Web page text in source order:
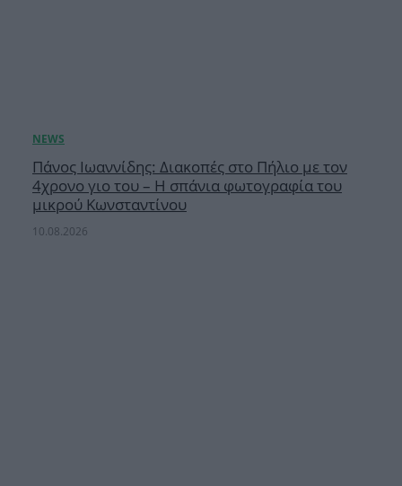
Πάνος Ιωαννίδης: Διακοπές στο Πήλιο με τον
4χρονο γιο του – Η σπάνια φωτογραφία του
μικρού Κωνσταντίνου
10.08.2026